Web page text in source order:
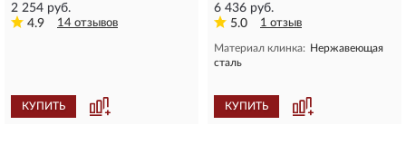
2 254 руб.
4.9
14 отзывов
КУПИТЬ
6 436 руб.
5.0
1 отзыв
Материал клинка: Нержавеющая
сталь
КУПИТЬ